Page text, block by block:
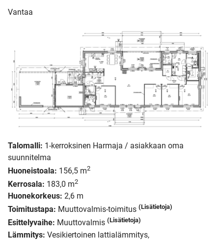
Vantaa
Talomalli: 1-kerroksinen Harmaja / asiakkaan oma
suunnitelma
Huoneistoala: 156,5 m2
Kerrosala: 183,0 m2
Huonekorkeus: 2,6 m
Toimitustapa: Muuttovalmis-toimitus (Lisätietoja)
Esittelyvaihe: Muuttovalmis (Lisätietoja)
Lämmitys: Vesikiertoinen lattialämmitys,